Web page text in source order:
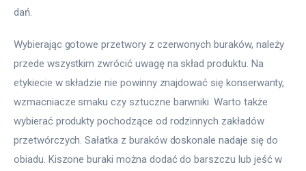
dań.
Wybierając gotowe przetwory z czerwonych buraków, należy
przede wszystkim zwrócić uwagę na skład produktu. Na
etykiecie w składzie nie powinny znajdować się konserwanty,
wzmacniacze smaku czy sztuczne barwniki. Warto także
wybierać produkty pochodzące od rodzinnych zakładów
przetwórczych. Sałatka z buraków doskonale nadaje się do
obiadu. Kiszone buraki można dodać do barszczu lub jeść w